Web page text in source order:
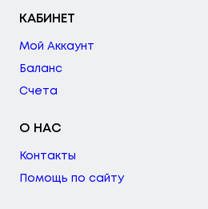
КАБИНЕТ
Мой Аккаунт
Баланс
Счета
О НАС
Контакты
Помощь по сайту